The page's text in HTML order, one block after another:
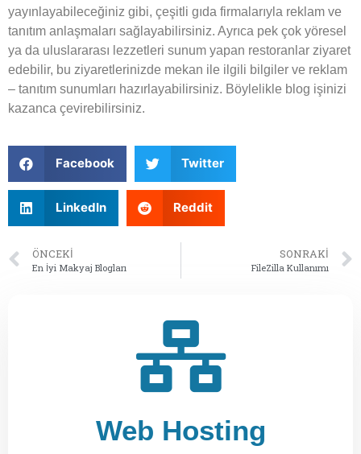
yayınlayabileceğiniz gibi, çeşitli gıda firmalarıyla reklam ve
tanıtım anlaşmaları sağlayabilirsiniz. Ayrıca pek çok yöresel
ya da uluslararası lezzetleri sunum yapan restoranlar ziyaret
edebilir, bu ziyaretlerinizde mekan ile ilgili bilgiler ve reklam
– tanıtım sunumları hazırlayabilirsiniz. Böylelikle blog işinizi
kazanca çevirebilirsiniz.
Facebook Twitter
LinkedIn Reddit
ÖNCEKI
En İyi Makyaj Blogları
SONRAKI
FileZilla Kullanımı
Web Hosting